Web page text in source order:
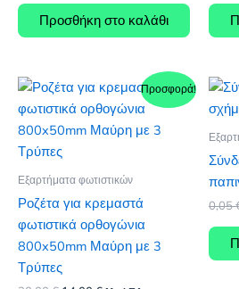
was:
0,68 €.είναι:
Προσθήκη στο καλάθι
Προσφορά!
Εξαρτήματα φωτιστικών
Ροζέτα για κρεμαστά
φωτιστικά ορθογώνια
800x50mm Μαύρη με 3
Τρύπες
0,05